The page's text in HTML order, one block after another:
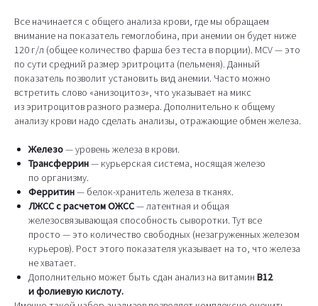
Все начинается с общего анализа крови, где мы обращаем
внимание на показатель гемоглобина, при анемии он будет ниже
120 г/л (общее количество фарша без теста в порции). MCV — это
по сути средний размер эритроцита (пельменя). Данный
показатель позволит установить вид анемии. Часто можно
встретить слово «анизоцитоз», что указывает на микс
из эритроцитов разного размера. Дополнительно к общему
анализу крови надо сделать анализы, отражающие обмен железа.
Железо— уровень железа в крови.
Трансферрин— курьерская система, носящая железо
по организму.
Ферритин— белок-хранитель железа в тканях.
ЛЖСС с расчетом ОЖСС— латентная и общая
железосвязывающая способность сыворотки. Тут все
просто — это количество свободных (незагруженных железом
курьеров). Рост этого показателя указывает на то, что железа
не хватает.
Дополнительно может быть сдан анализ на витамин В12
и фолиевую кислоту.